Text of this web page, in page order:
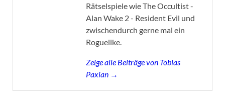
Rätselspiele wie The Occultist -
Alan Wake 2 - Resident Evil und
zwischendurch gerne mal ein
Roguelike.
Zeige alle Beiträge von Tobias
Paxian →